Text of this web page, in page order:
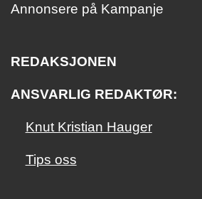
Annonsere på Kampanje
REDAKSJONEN
ANSVARLIG REDAKTØR:
Knut Kristian Hauger
Tips oss